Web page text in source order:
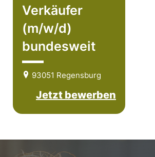
Verkäufer
(m/w/d)
bundesweit
93051 Regensburg
Jetzt bewerben